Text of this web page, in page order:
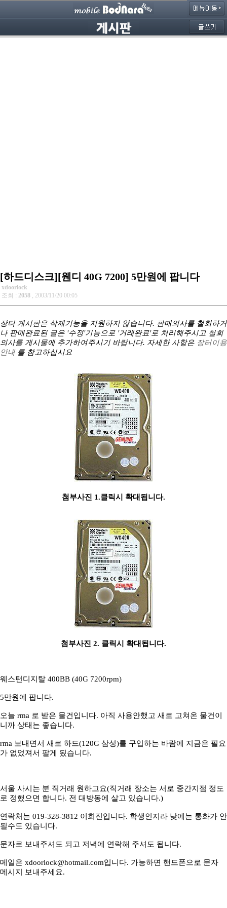
[하드디스크][웬디 40G 7200] 5만원에 팝니다
xdoorlock
조회 : 2058 , 2003/11/20 00:05
장터 게시판은 삭제기능을 지원하지 않습니다. 판매의사를 철회하거
나 판매완료된 글은 '수정'기능으로 '거래완료'로 처리해주시고 철회
의사를 게시물에 추가하여주시기 바랍니다. 자세한 사항은 장터이용
안내 를 참고하십시요
첨부사진 1.클릭시 확대됩니다.
첨부사진 2. 클릭시 확대됩니다.
웨스턴디지탈 400BB (40G 7200rpm)
5만원에 팝니다.
오늘 rma 로 받은 물건입니다. 아직 사용안했고 새로 고쳐온 물건이
니까 상태는 좋습니다.
rma 보내면서 새로 하드(120G 삼성)를 구입하는 바람에 지금은 필요
가 없었져서 팔게 됬습니다.
서울 사시는 분 직거래 원하고요(직거래 장소는 서로 중간지점 정도
로 정했으면 합니다. 전 대방동에 살고 있습니다.)
연락처는 019-328-3812 이희진입니다. 학생인지라 낮에는 통화가 안
될수도 있습니다.
문자로 보내주셔도 되고 저녁에 연락해 주셔도 됩니다.
메일은 xdoorlock@hotmail.com입니다. 가능하면 핸드폰으로 문자
메시지 보내주세요.